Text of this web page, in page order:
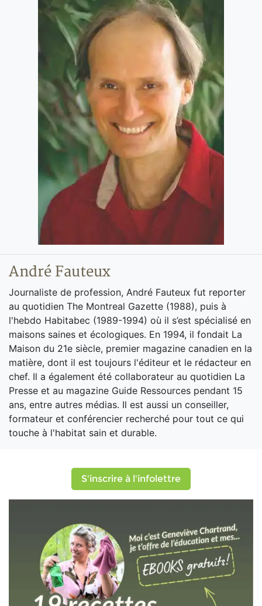
André Fauteux
Journaliste de profession, André Fauteux fut reporter
au quotidien The Montreal Gazette (1988), puis à
l'hebdo Habitabec (1989-1994) où il s’est spécialisé en
maisons saines et écologiques. En 1994, il fondait La
Maison du 21e siècle, premier magazine canadien en la
matière, dont il est toujours l'éditeur et le rédacteur en
chef. Il a également été collaborateur au quotidien La
Presse et au magazine Guide Ressources pendant 15
ans, entre autres médias. Il est aussi un conseiller,
formateur et conférencier recherché pour tout ce qui
touche à l'habitat sain et durable.
S'inscrire à l'infolettre